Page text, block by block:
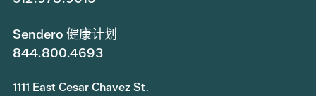
Sendero 健康计划
844.800.4693
1111 East Cesar Chavez St.